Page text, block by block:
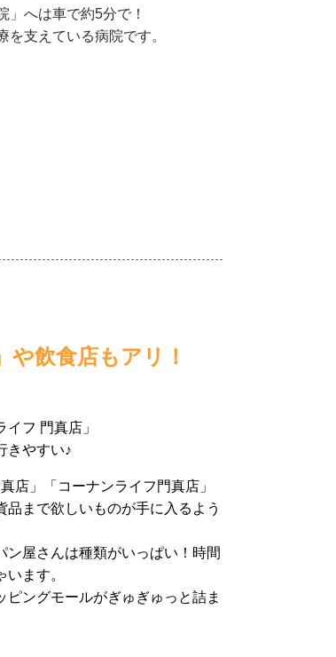
」へは車で約5分で！
を支えている病院です。
飲食店もアリ！
フ 門真店」
きやすい♪
店」「コーナンライフ門真店」
まで欲しいものが手に入るよう
屋さんは種類がいっぱい！時間
ます。
ングモールがぎゅぎゅっと詰ま